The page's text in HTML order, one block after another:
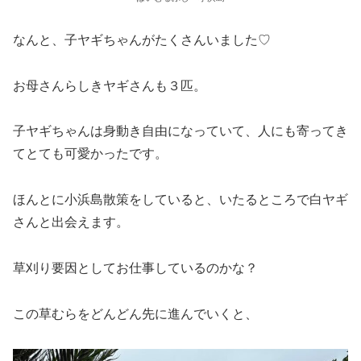
なんと、子ヤギちゃんがたくさんいました♡
お母さんらしきヤギさんも３匹。
子ヤギちゃんは身動き自由になっていて、人にも寄ってき
てとても可愛かったです。
ほんとに小浜島散策をしていると、いたるところで白ヤギ
さんと出会えます。
草刈り要因としてお仕事しているのかな？
この草むらをどんどん先に進んでいくと、